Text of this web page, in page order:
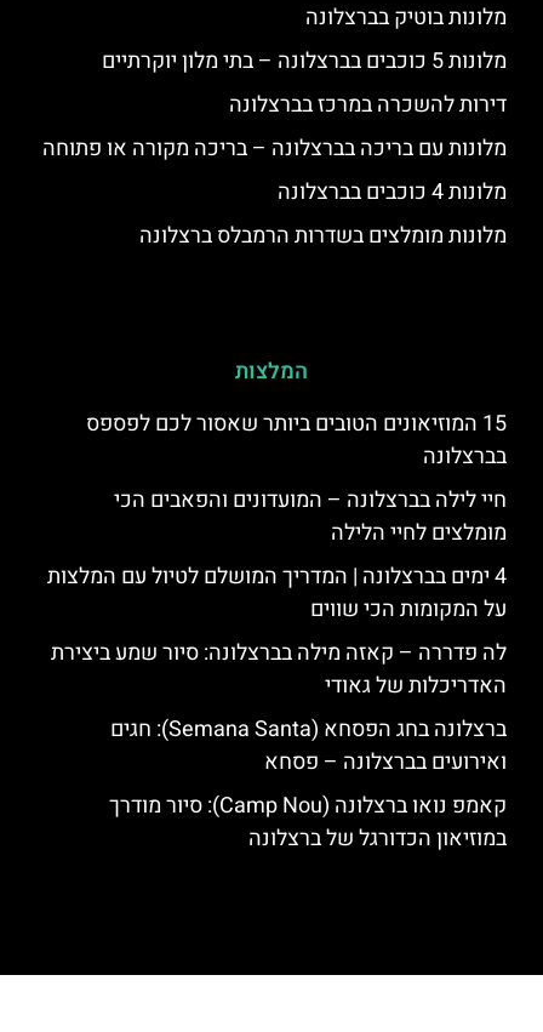
מלונות בוטיק בברצלונה
מלונות 5 כוכבים בברצלונה – בתי מלון יוקרתיים
דירות להשכרה במרכז בברצלונה
מלונות עם בריכה בברצלונה – בריכה מקורה או פתוחה
מלונות 4 כוכבים בברצלונה
מלונות מומלצים בשדרות הרמבלס ברצלונה
המלצות
15 המוזיאונים הטובים ביותר שאסור לכם לפספס
בברצלונה
חיי לילה בברצלונה – המועדונים והפאבים הכי
מומלצים לחיי הלילה
4 ימים בברצלונה | המדריך המושלם לטיול עם המלצות
על המקומות הכי שווים
לה פדררה – קאזה מילה בברצלונה: סיור שמע ביצירת
האדריכלות של גאודי
ברצלונה בחג הפסחא (Semana Santa): חגים
ואירועים בברצלונה – פסחא
קאמפ נואו ברצלונה (Camp Nou): סיור מודרך
במוזיאון הכדורגל של ברצלונה